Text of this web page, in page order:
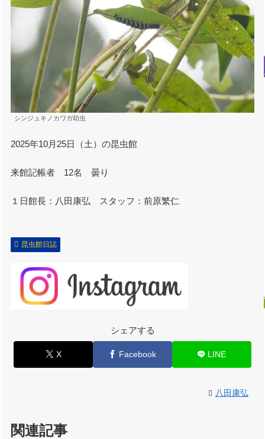
シンジュキノカワガ幼虫
2025年10月25日（土）の昆虫館
来館記帳者 12名 曇り
１日館長：八田康弘 スタッフ：前原繁仁
昆虫館日誌
シェアする
X Facebook LINE
八田康弘
関連記事